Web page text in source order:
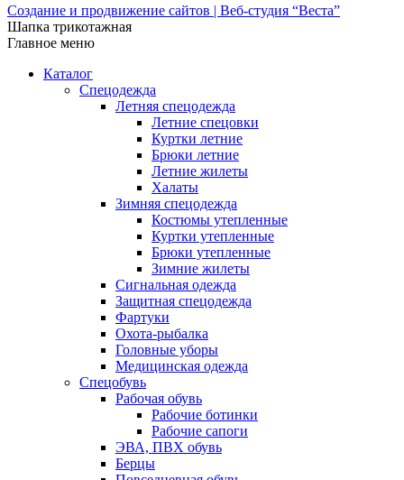
Создание и продвижение сайтов | Веб-студия “Веста”
Шапка трикотажная
Главное меню
Каталог
Спецодежда
Летняя спецодежда
Летние спецовки
Куртки летние
Брюки летние
Летние жилеты
Халаты
Зимняя спецодежда
Костюмы утепленные
Куртки утепленные
Брюки утепленные
Зимние жилеты
Сигнальная одежда
Защитная спецодежда
Фартуки
Охота-рыбалка
Головные уборы
Медицинская одежда
Спецобувь
Рабочая обувь
Рабочие ботинки
Рабочие сапоги
ЭВА, ПВХ обувь
Берцы